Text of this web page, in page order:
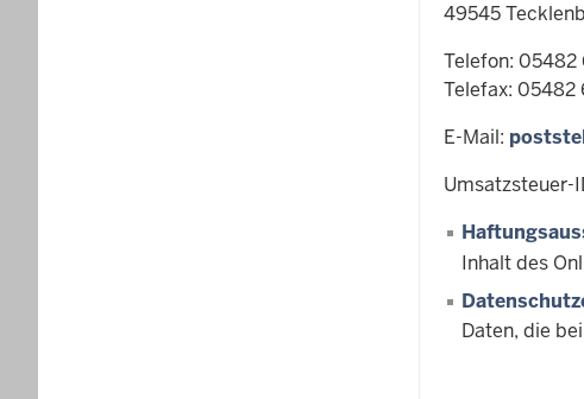
49545
Telefon: 05482
Telefax: 05482
E-Mail:
Umsatzsteuer-
Inhalt des
Daten, die